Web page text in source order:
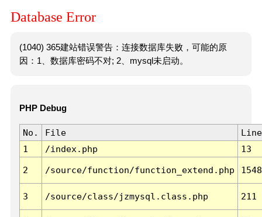
Database Error
(1040) 365建站错误警告：连接数据库失败，可能的原
因：1、数据库密码不对; 2、mysql未启动。
PHP Debug
No. File
Line
1
/index.php 13
2 /source/function/function_extend.php 1548
3 /source/class/jzmysql.class.php 211